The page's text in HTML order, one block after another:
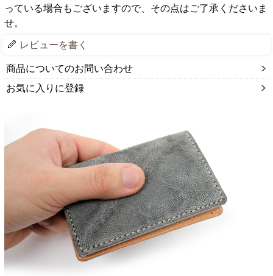
っている場合もございますので、その点はご了承くださいま
せ。
レビューを書く
商品についてのお問い合わせ
お気に入りに登録